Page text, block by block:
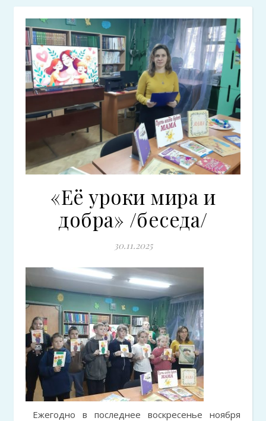
«Её уроки мира и
добра» /беседа/
30.11.2025
Ежегодно в последнее воскресенье ноября